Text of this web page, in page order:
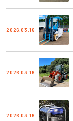
2026.03.16
2026.03.16
2026.03.16